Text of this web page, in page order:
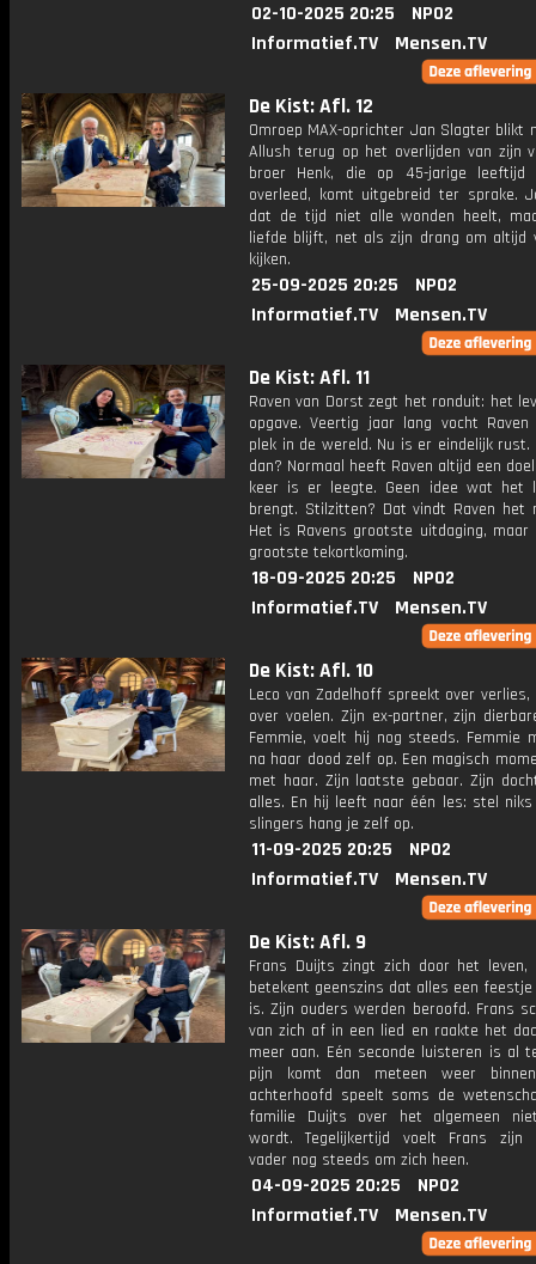
02-10-2025 20:25
NPO2
Informatief.TV
Mensen.TV
De Kist: Afl. 12
Omroep MAX-oprichter Jan Slagter blikt
Allush terug op het overlijden van zijn
broer Henk, die op 45-jarige leeftijd
overleed, komt uitgebreid ter sprake.
dat de tijd niet alle wonden heelt,
liefde blijft, net als zijn drang om altijd
kijken.
25-09-2025 20:25
NPO2
Informatief.TV
Mensen.TV
De Kist: Afl. 11
Raven van Dorst zegt het ronduit: het
opgave. Veertig jaar lang vocht
plek in de wereld. Nu is er eindelijk
dan? Normaal heeft Raven altijd een
keer is er leegte. Geen idee wat het
brengt. Stilzitten? Dat vindt Raven het
Het is Ravens grootste uitdaging, maar
grootste tekortkoming.
18-09-2025 20:25
NPO2
Informatief.TV
Mensen.TV
De Kist: Afl. 10
Leco van Zadelhoff spreekt over
over voelen. Zijn ex-partner, zijn
Femmie, voelt hij nog steeds. Femmie
na haar dood zelf op. Een magisch
met haar. Zijn laatste gebaar. Zijn
alles. En hij leeft naar één les: stel
slingers hang je zelf op.
11-09-2025 20:25
NPO2
Informatief.TV
Mensen.TV
De Kist: Afl. 9
Frans Duijts zingt zich door het leven,
betekent geenszins dat alles een
is. Zijn ouders werden beroofd. Frans
van zich af in een lied en raakte het
meer aan. Eén seconde luisteren is al
pijn komt dan meteen weer
achterhoofd speelt soms de
familie Duijts over het algemeen
wordt. Tegelijkertijd voelt Frans zijn
vader nog steeds om zich heen.
04-09-2025 20:25
NPO2
Informatief.TV
Mensen.TV